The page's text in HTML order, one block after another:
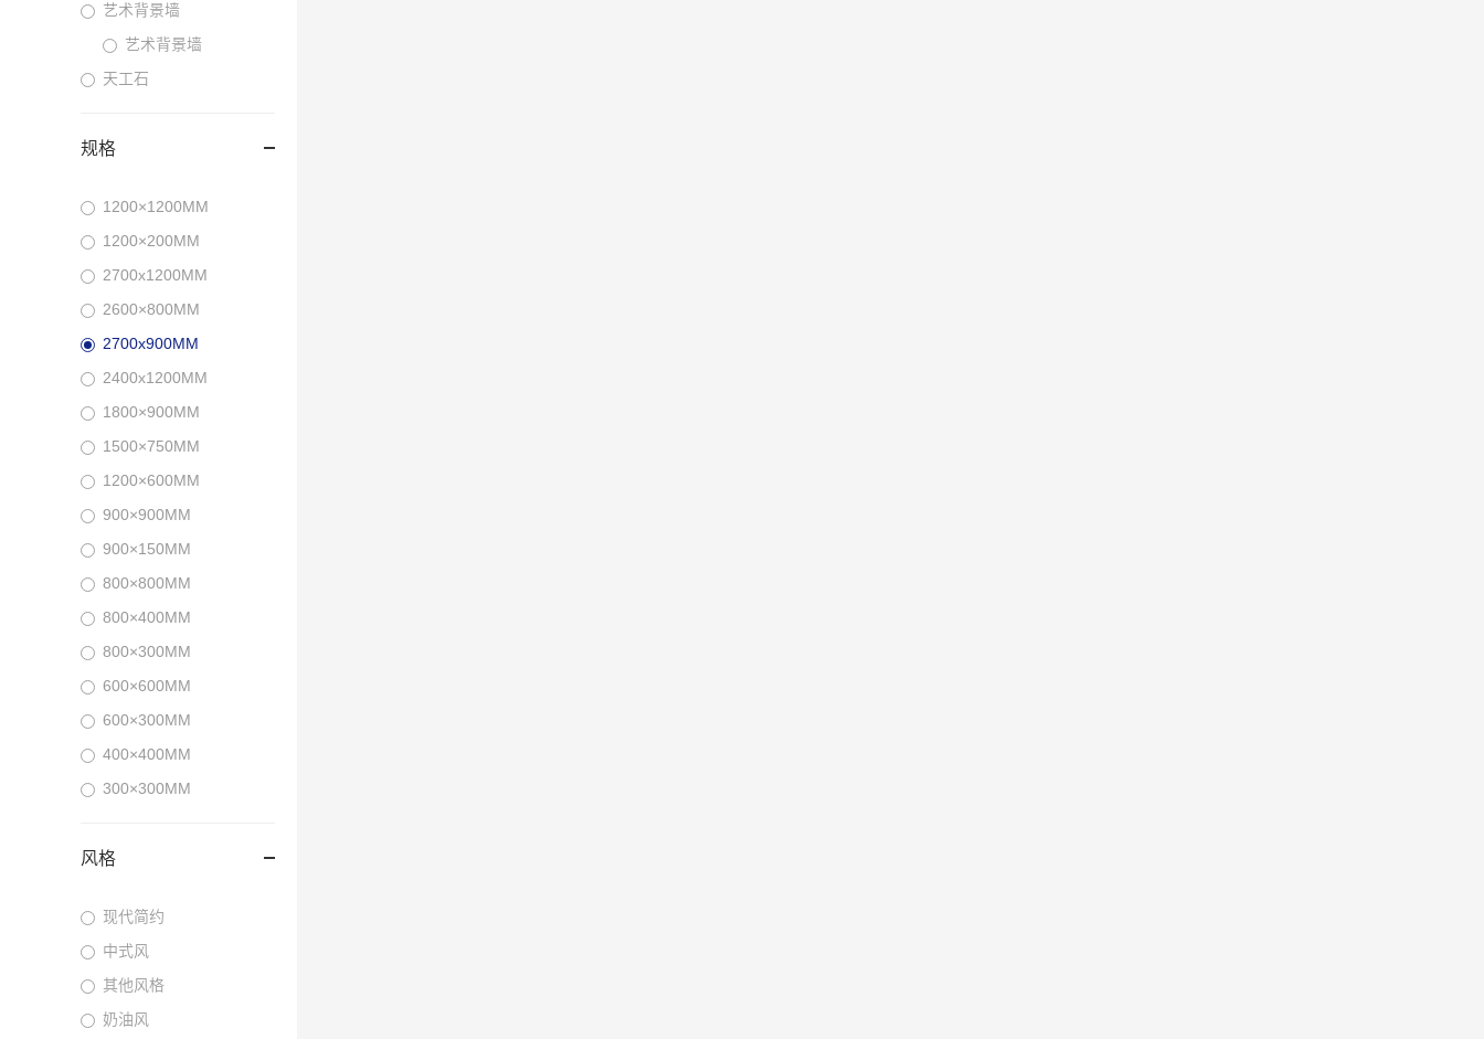
艺术背景墙
艺术背景墙
天工石
规格
1200×1200MM
1200×200MM
2700x1200MM
2600×800MM
2700x900MM
2400x1200MM
1800×900MM
1500×750MM
1200×600MM
900×900MM
900×150MM
800×800MM
800×400MM
800×300MM
600×600MM
600×300MM
400×400MM
300×300MM
风格
现代简约
中式风
其他风格
奶油风